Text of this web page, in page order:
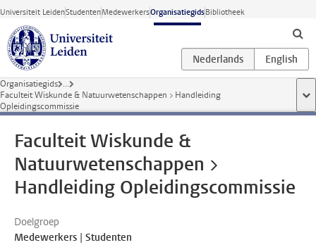
Ga direct naar de inhoud
Universiteit LeidenStudentenMedewerkersOrganisatiegidsBibliotheek
Organisatiegids ...
Faculteit Wiskunde & Natuurwetenschappen > Handleiding
Opleidingscommissie
Faculteit Wiskunde &
Natuurwetenschappen >
Handleiding Opleidingscommissie
Doelgroep
Medewerkers | Studenten